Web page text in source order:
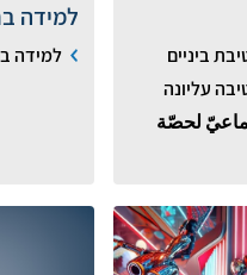
ביניים
עליונה
لحصّة
למידה
למידה